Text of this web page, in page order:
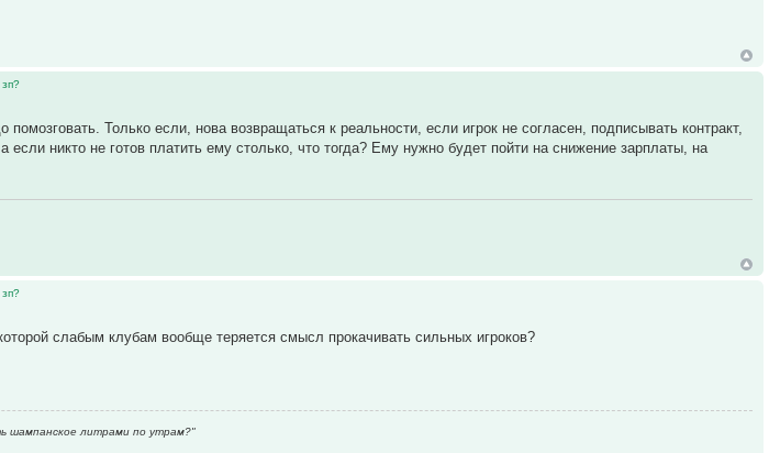
Только если, нова возвращаться к реальности, если игрок не согласен, подписывать контракт,
если никто не готов платить ему столько, что тогда? Ему нужно будет пойти на снижение зарплаты, на
слабым клубам вообще теряется смысл прокачивать сильных игроков?
шампанское литрами по утрам?"